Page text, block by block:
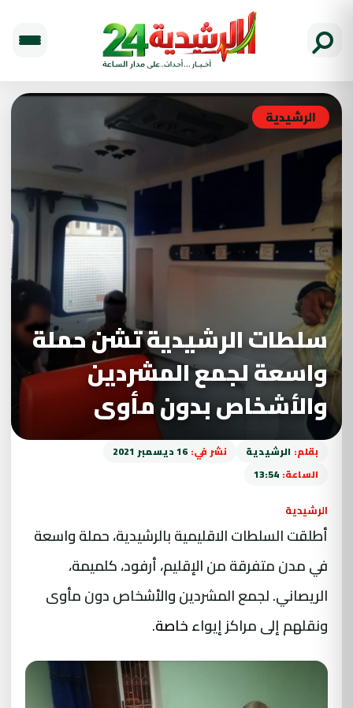
الرشيدية
سلطات الرشيدية تشن حملة
واسعة لجمع المشردين
والأشخاص بدون مأوى
بقلم: الرشيدية نشر في: 16 ديسمبر 2021
الساعة: 13:54
الرشيدية
أطلقت السلطات الاقليمية بالرشيدية، حملة واسعة
في مدن متفرقة من الإقليم، أرفود، كلميمة،
الريصاني. لجمع المشردين والأشخاص دون مأوى
ونقلهم إلى مراكز إيواءخاصة.